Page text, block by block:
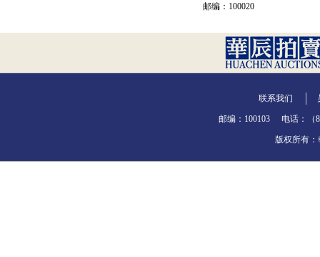
邮编：100020
联系我们
邮编：100103 电话：（
版权所有